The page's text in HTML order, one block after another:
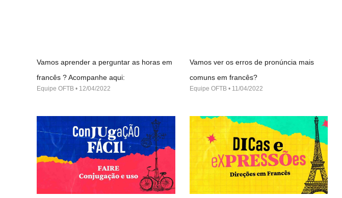
Vamos aprender a perguntar as horas em
francês ? Acompanhe aqui:
Equipe OFTB 12/04/2022
Vamos ver os erros de pronúncia mais
comuns em francês?
Equipe OFTB 11/04/2022